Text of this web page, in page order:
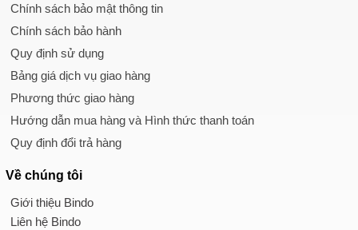
Chính sách bảo mật thông tin
Chính sách bảo hành
Quy định sử dụng
Bảng giá dịch vụ giao hàng
Phương thức giao hàng
Hướng dẫn mua hàng và Hình thức thanh toán
Quy định đổi trả hàng
Về chúng tôi
Giới thiệu Bindo
Liên hệ Bindo